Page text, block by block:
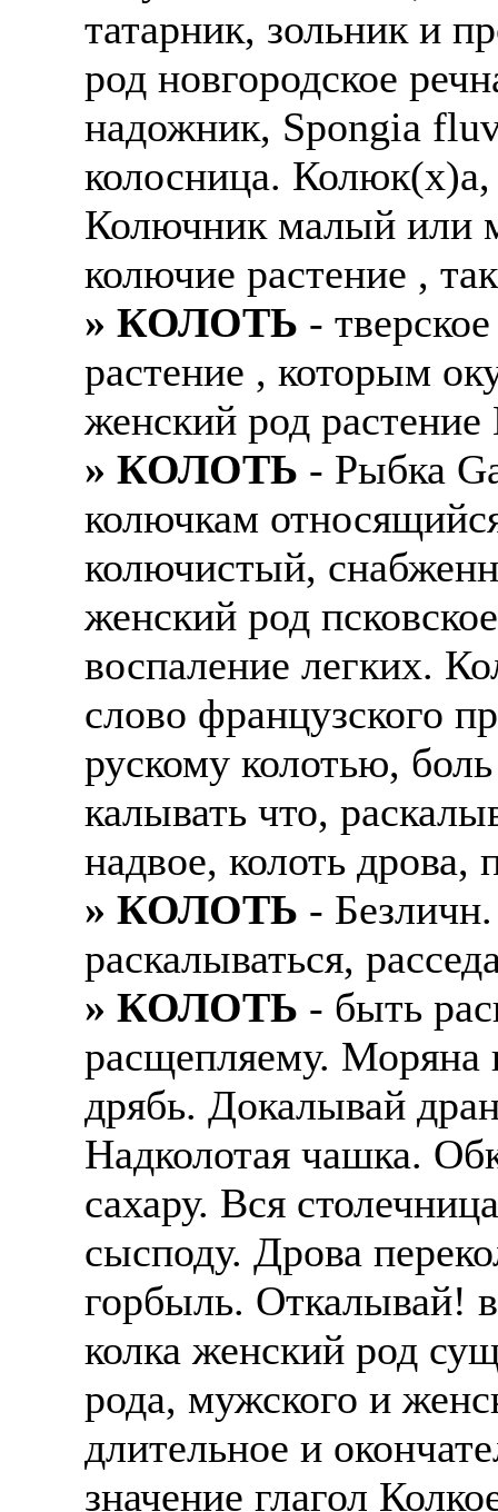
татарник, зольник и
род новгородское
надожник, Spongia
колосница.
Колючник малый или
колючие растение ,
» КОЛОТЬ -
растение , которым
женский род
» КОЛОТЬ - Рыбка
колючкам
колючистый,
женский род
воспаление легких.
слово французского
рускому колотью,
калывать что,
надвое, колоть дрова,
» КОЛОТЬ -
раскалываться,
» КОЛОТЬ - быть
расщепляему. Моряна
дрябь. Докалывай
Надколотая чашка.
сахару. Вся
сысподу. Дрова
горбыль. Откалывай!
колка женский род
рода, мужского и
длительное и
значение глагол